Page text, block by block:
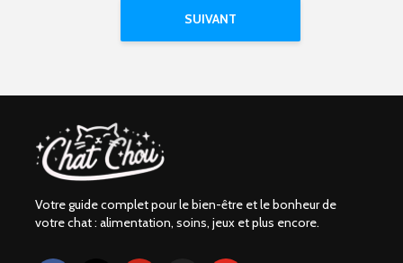
SUIVANT
Votre guide complet pour le bien-être et le bonheur de
votre chat : alimentation, soins, jeux et plus encore.